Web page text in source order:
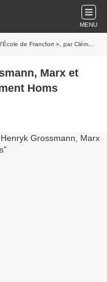
MENU
de Francfort », par Clément Homs
Marx et
Homs